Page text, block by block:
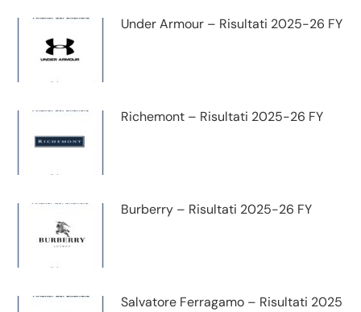
Under Armour – Risultati 2025-26 FY
Richemont – Risultati 2025-26 FY
Burberry – Risultati 2025-26 FY
Salvatore Ferragamo – Risultati 2025